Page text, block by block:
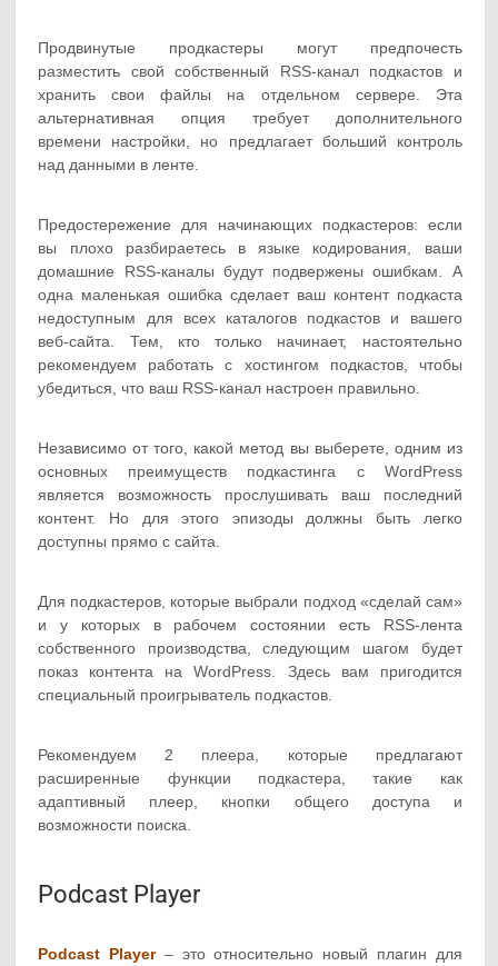
Продвинутые продкастеры могут предпочесть
разместить свой собственный RSS-канал подкастов и
хранить свои файлы на отдельном сервере. Эта
альтернативная опция требует дополнительного
времени настройки, но предлагает больший контроль
над данными в ленте.
Предостережение для начинающих подкастеров: если
вы плохо разбираетесь в языке кодирования, ваши
домашние RSS-каналы будут подвержены ошибкам. А
одна маленькая ошибка сделает ваш контент подкаста
недоступным для всех каталогов подкастов и вашего
веб-сайта. Тем, кто только начинает, настоятельно
рекомендуем работать с хостингом подкастов, чтобы
убедиться, что ваш RSS-канал настроен правильно.
Независимо от того, какой метод вы выберете, одним из
основных преимуществ подкастинга с WordPress
является возможность прослушивать ваш последний
контент. Но для этого эпизоды должны быть легко
доступны прямо с сайта.
Для подкастеров, которые выбрали подход «сделай сам»
и у которых в рабочем состоянии есть RSS-лента
собственного производства, следующим шагом будет
показ контента на WordPress. Здесь вам пригодится
специальный проигрыватель подкастов.
Рекомендуем 2 плеера, которые предлагают
расширенные функции подкастера, такие как
адаптивный плеер, кнопки общего доступа и
возможности поиска.
Podcast Player
Podcast Player– это относительно новый плагин для